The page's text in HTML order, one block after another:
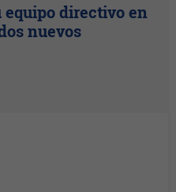
equipo directivo en
nuevos